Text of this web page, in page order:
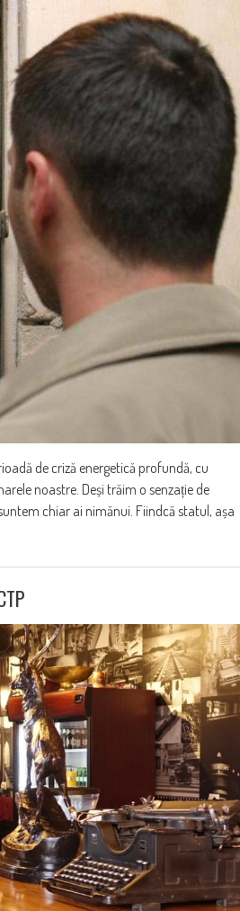
de criză energetică profundă, cu
noastre. Deși trăim o senzație de
chiar ai nimănui. Fiindcă statul, așa